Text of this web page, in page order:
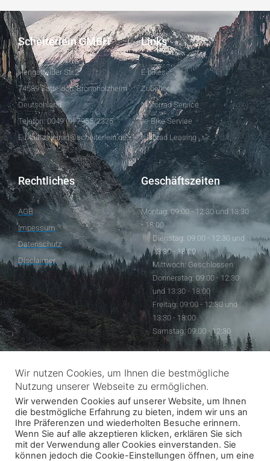
Scheiterlein GMBH
Hengstfelder Str.2
74589 Satteldorf-Bronnholzheim
Deutschland
Telefon: 0049 (0) 7955/2325
E-Mail: zweirad@scheiterlein.de
Links
E-bikes
Zubehör
Motorrad Service
e-Bike Service
Jobrad Leasing
Rechtliches
AGB
Impessum
Datenschutz
Disclaimer
Geschäftszeiten
Montag: 09:00 - 12:30 und 13:30
- 18:00
Dienstag: 09:00 - 12:30 und
13:30 - 18:00
Mittwoch: Geschlossen
Donnerstag: 09:00 - 12:30
und 13:30 - 18:00
Freitag: 09:00 - 12:30 und
13:30 - 18:00
Samstag: 09:00 - 12:30
Follow Us
F
a
c
e
b
o
o
Wir nutzen Cookies, um Ihnen die bestmögliche
Nutzung unserer Webseite zu ermöglichen.
Wir verwenden Cookies auf unserer Website, um Ihnen
die bestmögliche Erfahrung zu bieten, indem wir uns an
Ihre Präferenzen und wiederholten Besuche erinnern.
Wenn Sie auf alle akzeptieren klicken, erklären Sie sich
mit der Verwendung aller Cookies einverstanden. Sie
können jedoch die Cookie-Einstellungen öffnen, um eine